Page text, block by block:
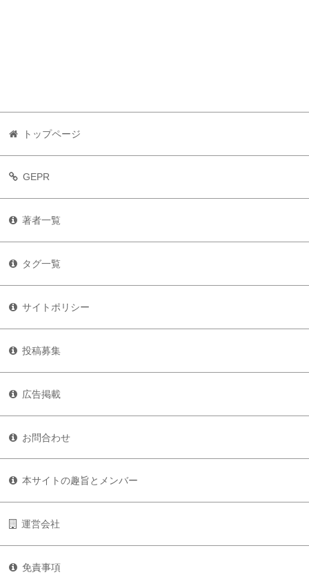
トップページ
GEPR
著者一覧
タグ一覧
サイトポリシー
投稿募集
広告掲載
お問合わせ
本サイトの趣旨とメンバー
運営会社
免責事項